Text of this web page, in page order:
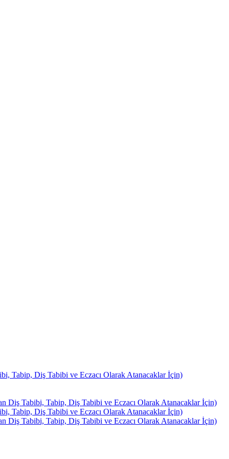
Tabip, Diş Tabibi ve Eczacı Olarak Atanacaklar İçin)
Diş Tabibi, Tabip, Diş Tabibi ve Eczacı Olarak Atanacaklar İçin)
Tabip, Diş Tabibi ve Eczacı Olarak Atanacaklar İçin)
Diş Tabibi, Tabip, Diş Tabibi ve Eczacı Olarak Atanacaklar İçin)